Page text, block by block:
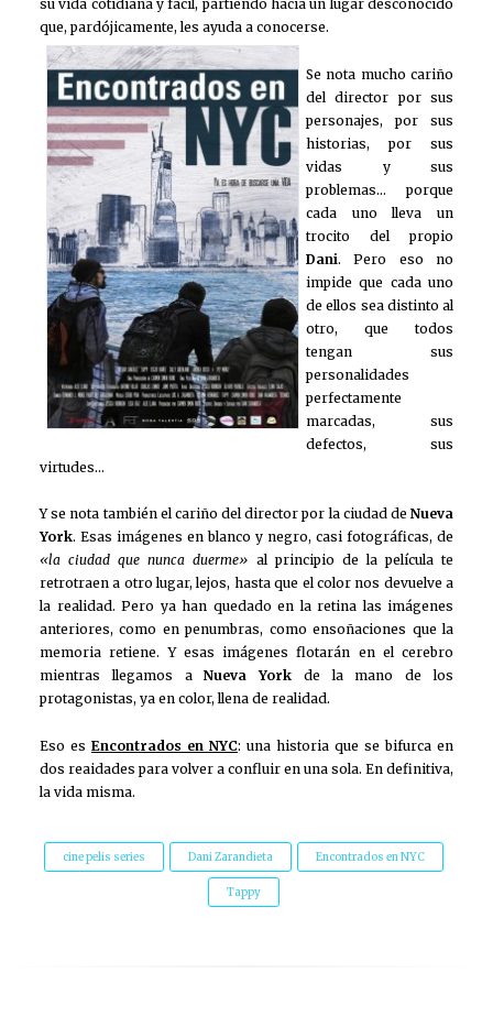
su vida cotidiana y fácil, partiendo hacia un lugar desconocido
que, pardójicamente, les ayuda a conocerse.
Se nota mucho cariño
del director por sus
personajes, por sus
historias, por sus
vidas y sus
problemas… porque
cada uno lleva un
trocito del propio
Dani. Pero eso no
impide que cada uno
de ellos sea distinto al
otro, que todos
tengan sus
personalidades
perfectamente
marcadas, sus
defectos, sus
virtudes…
Y se nota también el cariño del director por la ciudad de Nueva
York. Esas imágenes en blanco y negro, casi fotográficas, de
«la ciudad que nunca duerme» al principio de la película te
retrotraen a otro lugar, lejos, hasta que el color nos devuelve a
la realidad. Pero ya han quedado en la retina las imágenes
anteriores, como en penumbras, como ensoñaciones que la
memoria retiene. Y esas imágenes flotarán en el cerebro
mientras llegamos aNueva York de la mano de los
protagonistas, ya en color, llena de realidad.
Eso es Encontrados en NYC: una historia que se bifurca en
dos reaidades para volver a confluir en una sola. En definitiva,
la vida misma.
cine pelis series Dani Zarandieta Encontrados en NYC
Tappy